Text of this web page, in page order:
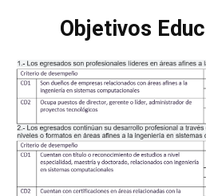
Objetivos